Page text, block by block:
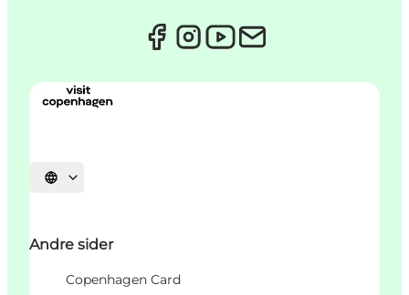
Vælg sprog
Andre sider
Copenhagen Card